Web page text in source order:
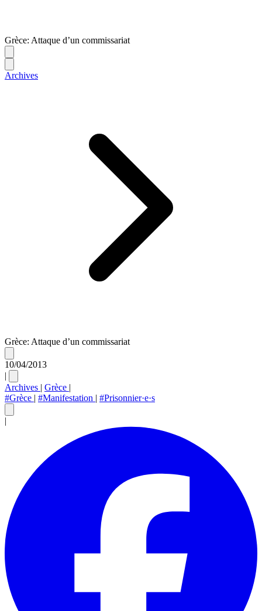
Grèce: Attaque d’un commissariat
Archives
Grèce: Attaque d’un commissariat
10/04/2013
|
Archives | Grèce |
#Grèce | #Manifestation | #Prisonnier·e·s
|